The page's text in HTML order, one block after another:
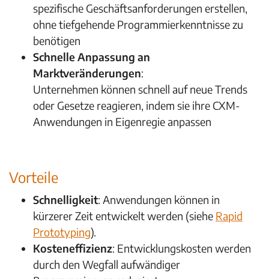
spezifische Geschäftsanforderungen erstellen,
ohne tiefgehende Programmierkenntnisse zu
benötigen
Schnelle Anpassung an
Marktveränderungen:
Unternehmen können schnell auf neue Trends
oder Gesetze reagieren, indem sie ihre CXM-
Anwendungen in Eigenregie anpassen
Vorteile
Schnelligkeit: Anwendungen können in
kürzerer Zeit entwickelt werden (siehe Rapid
Prototyping).
Kosteneffizienz: Entwicklungskosten werden
durch den Wegfall aufwändiger